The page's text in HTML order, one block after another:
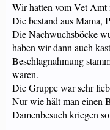
Wir hatten vom Vet Amt
Die bestand aus Mama,
Die Nachwuchsböcke
haben wir dann auch
Beschlagnahmung
waren.
Die Gruppe war sehr
Nur wie hält man einen
Damenbesuch kriegen